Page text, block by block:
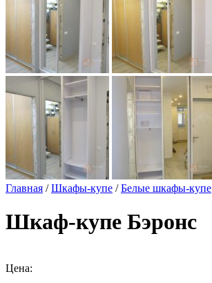
Главная /Шкафы-купе /Белые шкафы-купе
Шкаф-купе Бэронс
Цена: